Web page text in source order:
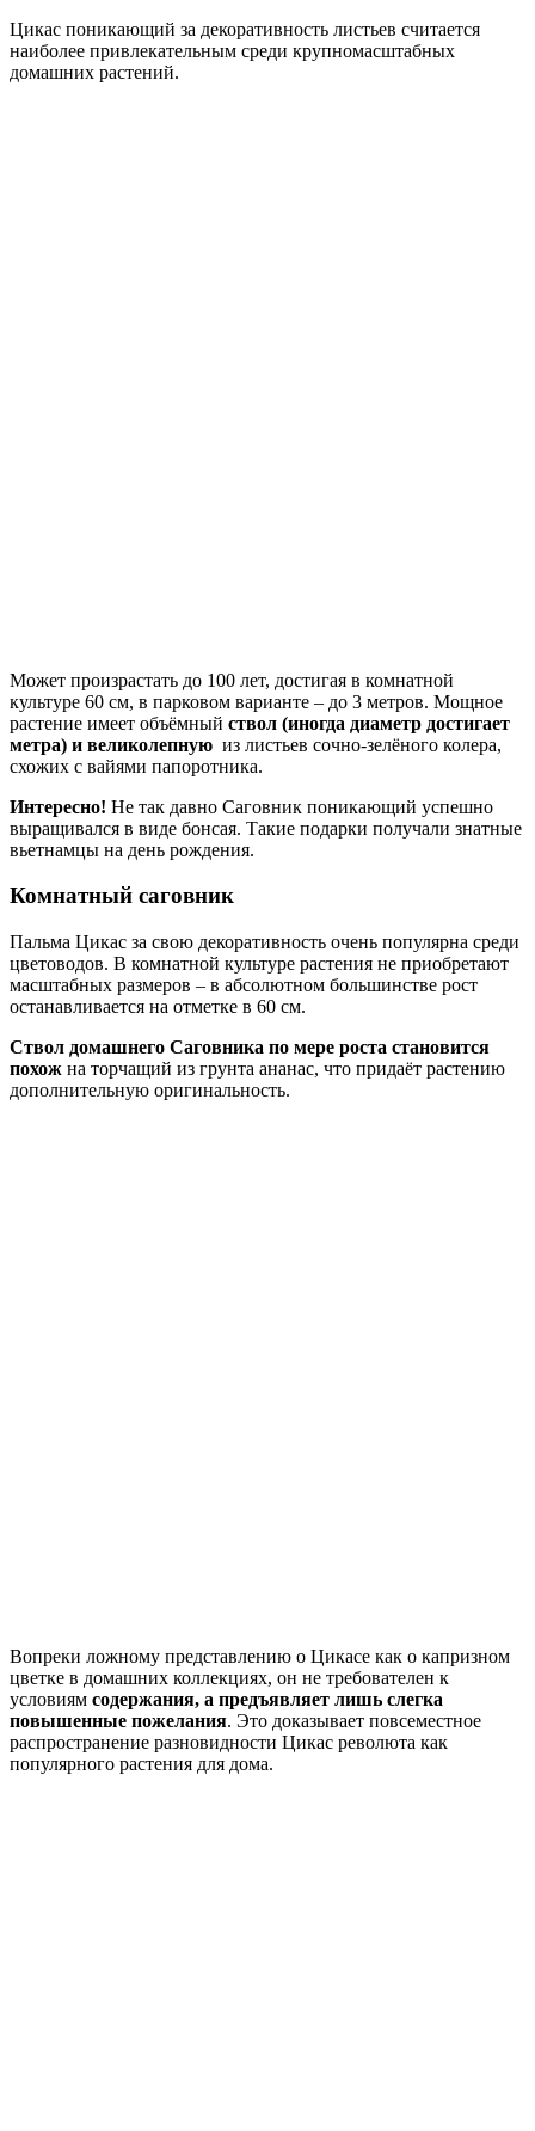
Цикас поникающий за декоративность листьев считается
наиболее привлекательным среди крупномасштабных
домашних растений.
Может произрастать до 100 лет, достигая в комнатной
культуре 60 см, в парковом варианте – до 3 метров. Мощное
растение имеет объёмный ствол (иногда диаметр достигает
метра) и великолепную из листьев сочно-зелёного колера,
схожих с вайями папоротника.
Интересно! Не так давно Саговник поникающий успешно
выращивался в виде бонсая. Такие подарки получали знатные
вьетнамцы на день рождения.
Комнатный саговник
Пальма Цикас за свою декоративность очень популярна среди
цветоводов. В комнатной культуре растения не приобретают
масштабных размеров – в абсолютном большинстве рост
останавливается на отметке в 60 см.
Ствол домашнего Саговника по мере роста становится
похож на торчащий из грунта ананас, что придаёт растению
дополнительную оригинальность.
Вопреки ложному представлению о Цикасе как о капризном
цветке в домашних коллекциях, он не требователен к
условиям содержания, а предъявляет лишь слегка
повышенные пожелания. Это доказывает повсеместное
распространение разновидности Цикас революта как
популярного растения для дома.